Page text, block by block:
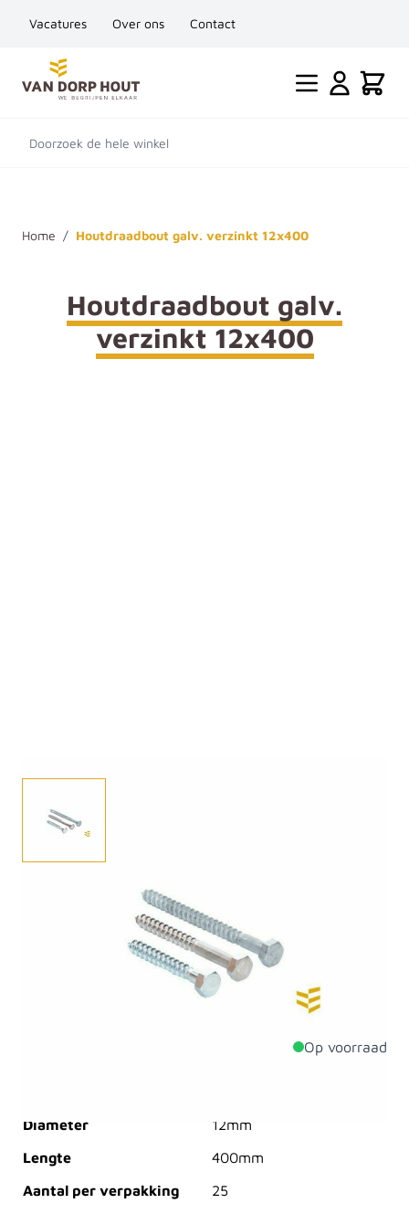
Vacatures Over ons Contact
Ga naar de inhoud
Cart
Doorzoek de hele winkel
Home / Houtdraadbout galv. verzinkt 12x400
Houtdraadbout galv.
verzinkt 12x400
kop en een conisch deel waaromheen een
schroefdraad is aangebracht. De houtdraadbout is
geschikt voor het vastmaken van houtverbindingen.
De bout kan in combinatie met een plug ook gebruikt
Op voorraad
Diameter
12mm
Lengte
400mm
Aantal per verpakking
25